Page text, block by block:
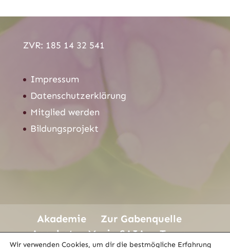
ZVR: 185 14 32 541
Impressum
Datenschutzerklärung
Mitglied werden
Bildungsprojekt
Akademie
Zur Gabenquelle
Angebot
Maria SAIA
Team
Wir verwenden Cookies, um dir die bestmögliche Erfahrung